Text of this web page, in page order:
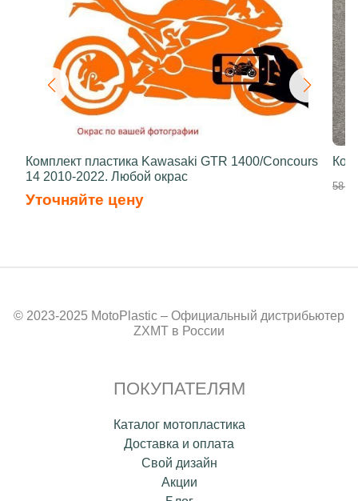
Комплект пластика Kawasaki GTR 1400/Concours
14 2010-2022. Любой окрас
Уточняйте цену
58
© 2023-2025 MotoPlastic – Официальный дистрибьютер
ZXMT в России
ПОКУПАТЕЛЯМ
Каталог мотопластика
Доставка и оплата
Свой дизайн
Акции